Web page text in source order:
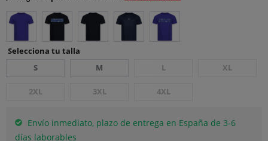
Selecciona tu talla
S
M L XL
2XL 3XL 4XL
Envío inmediato, plazo de entrega en España de 3-6
días laborables